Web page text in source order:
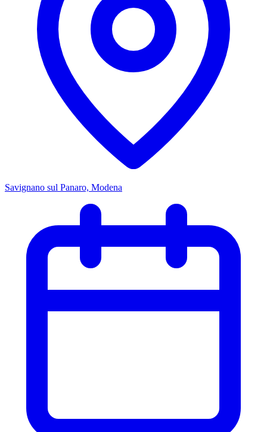
Savignano sul Panaro, Modena